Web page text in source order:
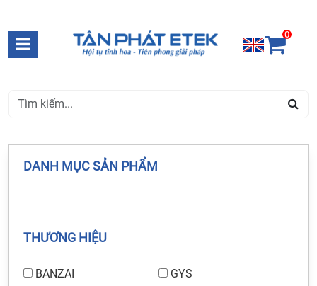
0
DANH MỤC SẢN PHẨM
THƯƠNG HIỆU
BANZAI
GYS